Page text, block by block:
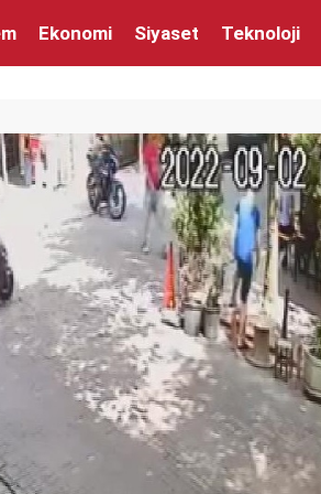
Ekonomi Siyaset Teknoloji